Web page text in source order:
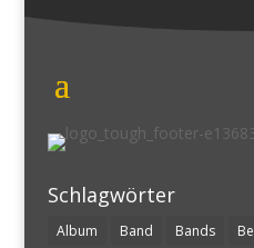
Schlagwörter
Album Band Bands